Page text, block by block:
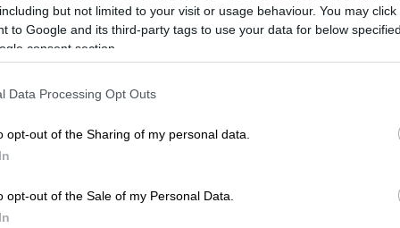
but not limited to your visit or usage behaviour. You may
to Google and its third-party tags to use your data for below
consent section.
Data Processing Opt Outs
opt-out of the Sharing of my personal data.
opt-out of the Sale of my Personal Data.
υπήρχαν οδοφράγματα προκειμένου να
διάσωσης σε αυτή την περιοχή.
ο 5
ότι ενεργούσε μόνος του,